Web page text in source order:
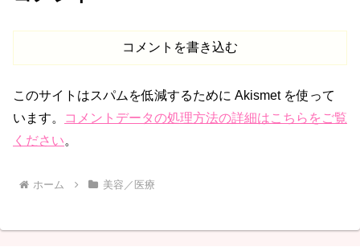
コメントを書き込む
このサイトはスパムを低減するために Akismet を使って
います。
コメントデータの処理方法の詳細はこちらをご覧
ください。
ホーム 美容／医療